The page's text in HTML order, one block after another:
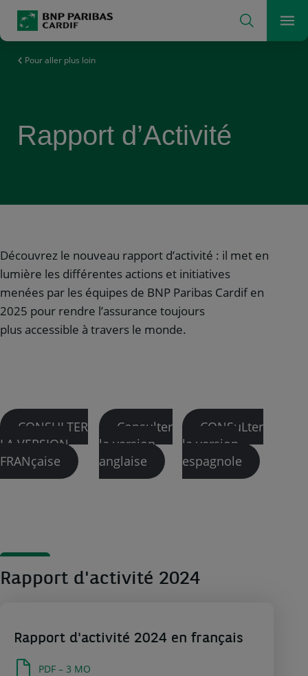
L'assureur d'un monde qui change Rechercher
Pour aller plus loin
Rapport d’Activité
Découvrez le nouveau rapport d’activité : il met en
lumière les différentes actions et initiatives
menées par les équipes de BNP Paribas Cardif en
2025 pour rendre l’assurance toujours
plus accessible à travers le monde.
CONSULTER
LA VERSION
FRANçaise
Consulter
la version
anglaise
CONSuLter
la version
espagnole
Rapport d'activité 2024
Rapport d'activité 2024 en français
PDF – 3 MO